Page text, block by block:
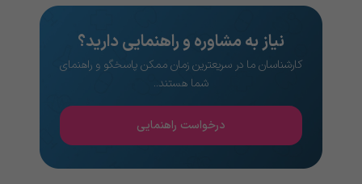
نیاز به مشاوره و راهنمایی دارید؟
کارشناسان ما در سریعترین زمان ممکن پاسخگو و راهنمای
شما هستند..
درخواست راهنمایی